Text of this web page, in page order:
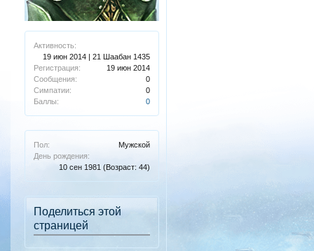
Активность:
19 июн 2014 | 21 Шаабан 1435
Регистрация:
19 июн 2014
Сообщения:
0
Симпатии:
0
Баллы:
0
Пол:
Мужской
День рождения:
10 сен 1981 (Возраст: 44)
Поделиться этой
страницей